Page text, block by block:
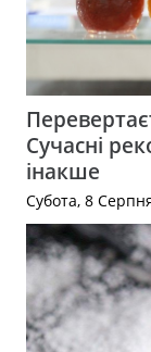
Сучасні
інакше
Субота, 8